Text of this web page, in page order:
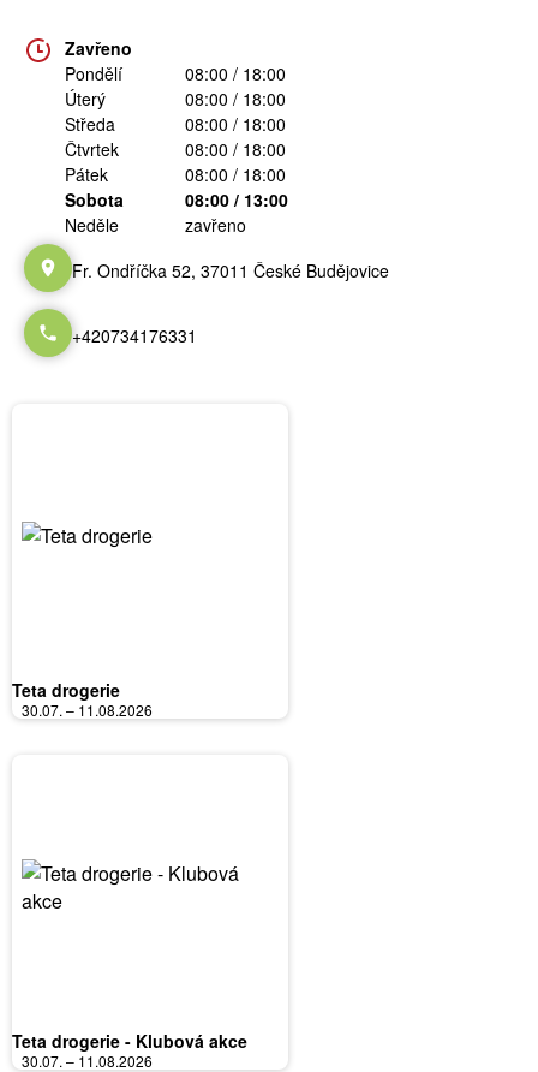
Zavřeno
Pondělí
08:00 / 18:00
Úterý
08:00 / 18:00
Středa
08:00 / 18:00
Čtvrtek
08:00 / 18:00
Pátek
08:00 / 18:00
Sobota
08:00 / 13:00
Neděle
zavřeno
Fr. Ondříčka 52, 37011 České Budějovice
+420734176331
Teta drogerie
30.07. – 11.08.2026
Teta drogerie - Klubová akce
30.07. – 11.08.2026